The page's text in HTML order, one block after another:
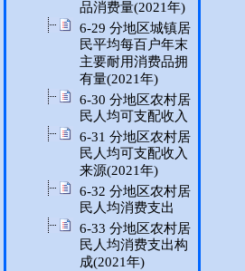
品消费量(2021年)
6-29 分地区城镇居
民平均每百户年末
主要耐用消费品拥
有量(2021年)
6-30 分地区农村居
民人均可支配收入
6-31 分地区农村居
民人均可支配收入
来源(2021年)
6-32 分地区农村居
民人均消费支出
6-33 分地区农村居
民人均消费支出构
成(2021年)